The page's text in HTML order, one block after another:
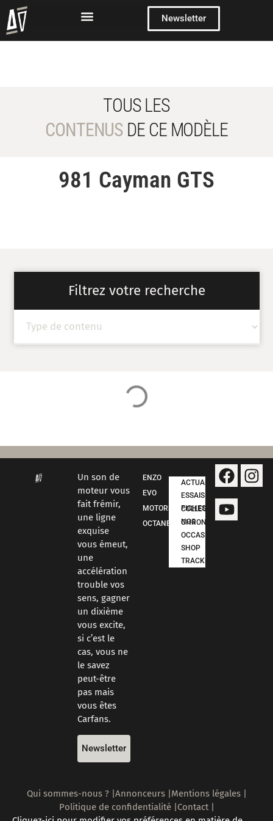
Newsletter
TOUS LES
CONTENUS DE CE MODÈLE
981 Cayman GTS
Filtrez votre recherche
Un son de
moteur vous
fait frémir,
une ligne
exquise
vous émeut,
une
accélération
trouble vos
sens, gagner
un dixième
vous excite,
si c’est le
cas, vous ne
le savez
peut-être
pas mais
vous êtes
Carfans.
Newsletter
ENZO
EVO
MOTORSPORT
OCTANE
ACTUALITÉS
ESSAIS
FICHES COLLECTION
NOS CHRONOS
OCCASIONS
SHOP
TRACKDAYS
Qui sommes-nous ? |Annonceurs |Mentions légales |
Politique de confidentialité |Contact |